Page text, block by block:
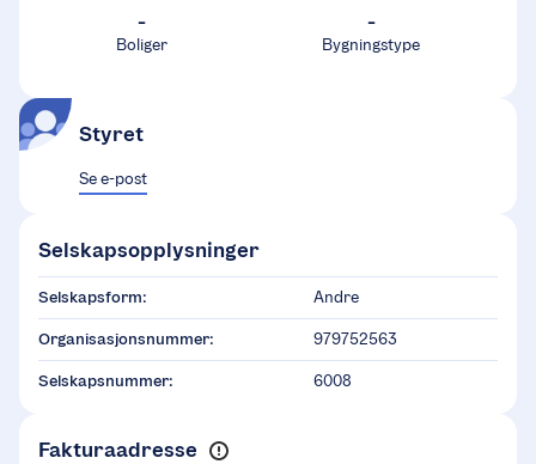
-
Boliger
-
Bygningstype
Styret
Se e-post
Selskapsopplysninger
Selskapsform: Andre
Organisasjonsnummer: 979752563
Selskapsnummer: 6008
Fakturaadresse